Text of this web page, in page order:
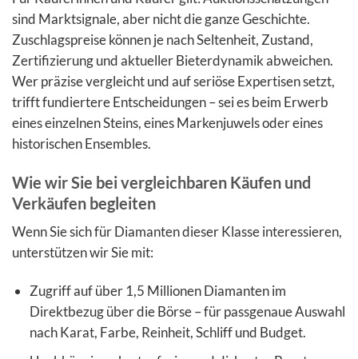
sind Marktsignale, aber nicht die ganze Geschichte.
Zuschlagspreise können je nach Seltenheit, Zustand,
Zertifizierung und aktueller Bieterdynamik abweichen.
Wer präzise vergleicht und auf seriöse Expertisen setzt,
trifft fundiertere Entscheidungen – sei es beim Erwerb
eines einzelnen Steins, eines Markenjuwels oder eines
historischen Ensembles.
Wie wir Sie bei vergleichbaren Käufen und
Verkäufen begleiten
Wenn Sie sich für Diamanten dieser Klasse interessieren,
unterstützen wir Sie mit:
Zugriff auf über 1,5 Millionen Diamanten im
Direktbezug über die Börse – für passgenaue Auswahl
nach Karat, Farbe, Reinheit, Schliff und Budget.